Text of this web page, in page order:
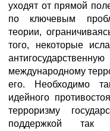
уходят от прямой
по ключевым
теории,
того, некоторые
международному
его. Необходимо
идейного
терроризму
поддержкой так